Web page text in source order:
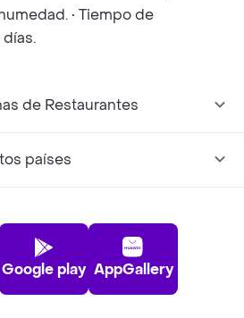
• Tiempo de
de Restaurantes
países
Google play AppGallery